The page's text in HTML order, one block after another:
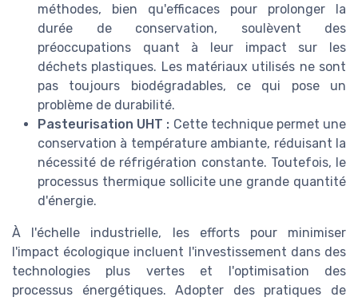
méthodes, bien qu'efficaces pour prolonger la
durée de conservation, soulèvent des
préoccupations quant à leur impact sur les
déchets plastiques. Les matériaux utilisés ne sont
pas toujours biodégradables, ce qui pose un
problème de durabilité.
Pasteurisation UHT : Cette technique permet une
conservation à température ambiante, réduisant la
nécessité de réfrigération constante. Toutefois, le
processus thermique sollicite une grande quantité
d'énergie.
À l'échelle industrielle, les efforts pour minimiser
l'impact écologique incluent l'investissement dans des
technologies plus vertes et l'optimisation des
processus énergétiques. Adopter des pratiques de